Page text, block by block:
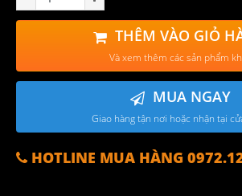
THÊM VÀO GIỎ
Và xem thêm các sản phẩm
MUA NGAY
Giao hàng tận nơi hoặc nhận tại
HOTLINE MUA HÀNG